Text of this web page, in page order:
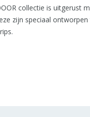
collectie is uitgerust
zijn speciaal